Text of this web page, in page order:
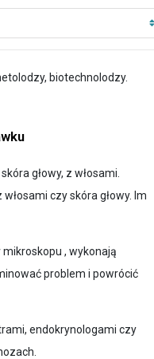
biotechnolodzy.
głowy, z włosami.
czy skóra głowy. Im
mikroskopu , wykonają
problem i powrócić
endokrynologami czy